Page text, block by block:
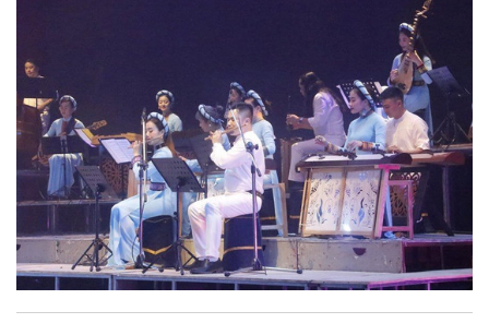
Nam, đồng thời phải được trình diễn trực tiếp bằng nhạc cụ dân